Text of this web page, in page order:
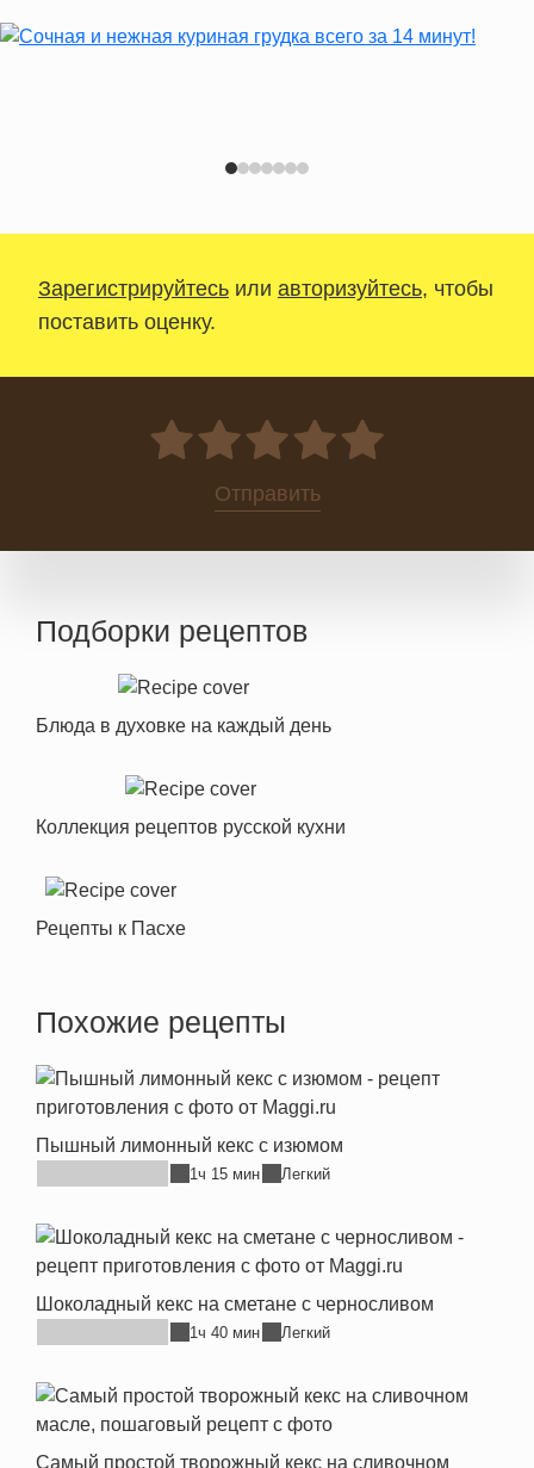
Зарегистрируйтесь или авторизуйтесь, чтобы
поставить оценку.
0
Отправить
Подборки рецептов
Блюда в духовке на каждый день
Коллекция рецептов русской кухни
Рецепты к Пасхе
Похожие рецепты
Пышный лимонный кекс с изюмом
1ч 15 мин Легкий
Шоколадный кекс на сметане с черносливом
1ч 40 мин Легкий
Самый простой творожный кекс на сливочном